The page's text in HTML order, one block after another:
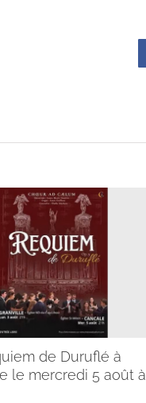
de Duruflé à
le mercredi 5 août à